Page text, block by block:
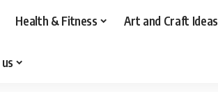
Health & Fitness Art and Craft Ideas